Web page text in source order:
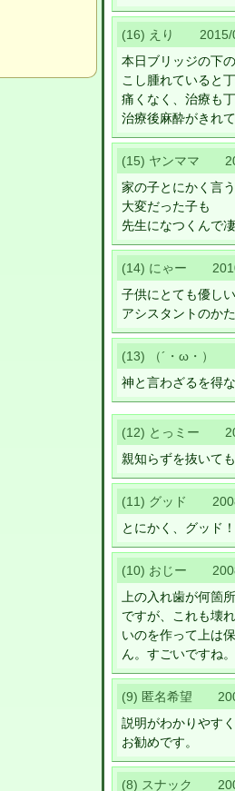
(16) えり 2015/
本日ブリッジの下
こし腫れていると
痛くなく、治療も
治療後麻酔がきれ
(15) ヤンママ
家の子とにかく言
大変だった子も
先生になつくんで凄
(14) にゃー
子供にとても優し
アシスタントのか
(13) （´・ω・）
神と言わざるを得
(12) とっミー
親知らずを抜いて
(11) グッド
とにかく、グッド！
(10) おじー
上の入れ歯が何箇
ですが、これも壊
いのを作って上は
ん。すごいですね
(9) 匿名希望
説明がわかりやす
お勧めです。
(8) スナック